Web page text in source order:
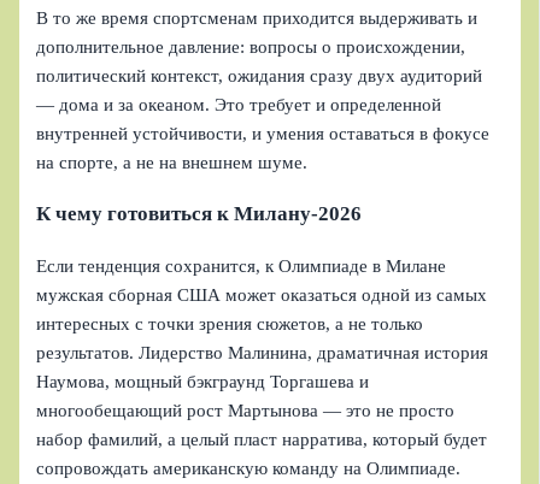
В то же время спортсменам приходится выдерживать и
дополнительное давление: вопросы о происхождении,
политический контекст, ожидания сразу двух аудиторий
— дома и за океаном. Это требует и определенной
внутренней устойчивости, и умения оставаться в фокусе
на спорте, а не на внешнем шуме.
К чему готовиться к Милану-2026
Если тенденция сохранится, к Олимпиаде в Милане
мужская сборная США может оказаться одной из самых
интересных с точки зрения сюжетов, а не только
результатов. Лидерство Малинина, драматичная история
Наумова, мощный бэкграунд Торгашева и
многообещающий рост Мартынова — это не просто
набор фамилий, а целый пласт нарратива, который будет
сопровождать американскую команду на Олимпиаде.